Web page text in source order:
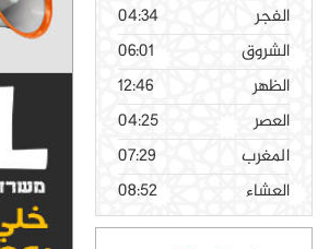
الفجر
04:34
الشروق
06:01
الظهر
12:46
العصر
04:25
المغرب
07:29
العشاء
08:52